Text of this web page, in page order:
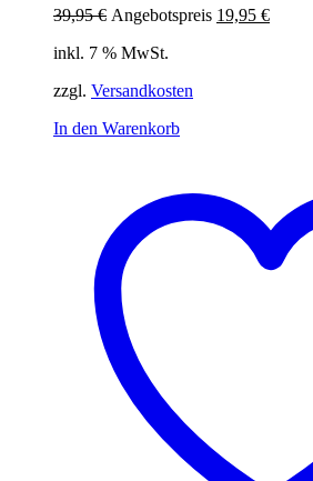
39,95€ Ursprünglicher
war:
Angebotspreis 19,95 €
inkl. 7 % MwSt.
zzgl. Versandkosten
In den Warenkorb